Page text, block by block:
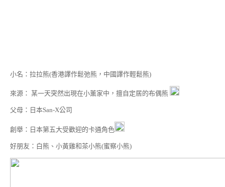
小名：拉拉熊(香港譯作鬆弛熊，中國譯作輕鬆熊)
來源： 某一天突然出現在小薰家中，擅自定居的布偶熊
父母：日本San-X公司
創舉：日本第五大受歡迎的卡通角色
好朋友：白熊、小黃雞和茶小熊(蜜察小熊)